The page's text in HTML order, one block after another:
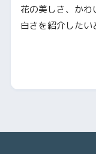
花の美しさ、か
白さを紹介したい